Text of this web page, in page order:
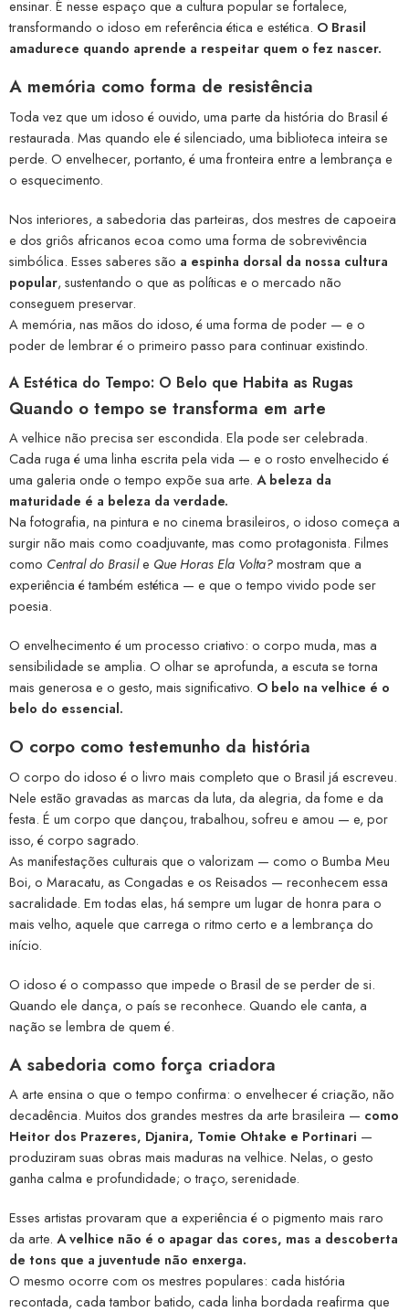
ensinar. É nesse espaço que a cultura popular se fortalece,
transformando o idoso em referência ética e estética. O Brasil
amadurece quando aprende a respeitar quem o fez nascer.
A memória como forma de resistência
Toda vez que um idoso é ouvido, uma parte da história do Brasil é
restaurada. Mas quando ele é silenciado, uma biblioteca inteira se
perde. O envelhecer, portanto, é uma fronteira entre a lembrança e
o esquecimento.
Nos interiores, a sabedoria das parteiras, dos mestres de capoeira
e dos griôs africanos ecoa como uma forma de sobrevivência
simbólica. Esses saberes são a espinha dorsal da nossa cultura
popular, sustentando o que as políticas e o mercado não
conseguem preservar.
A memória, nas mãos do idoso, é uma forma de poder — e o
poder de lembrar é o primeiro passo para continuar existindo.
A Estética do Tempo: O Belo que Habita as Rugas
Quando o tempo se transforma em arte
A velhice não precisa ser escondida. Ela pode ser celebrada.
Cada ruga é uma linha escrita pela vida — e o rosto envelhecido é
uma galeria onde o tempo expõe sua arte. A beleza da
maturidade é a beleza da verdade.
Na fotografia, na pintura e no cinema brasileiros, o idoso começa a
surgir não mais como coadjuvante, mas como protagonista. Filmes
como Central do Brasile Que Horas Ela Volta?mostram que a
experiência é também estética — e que o tempo vivido pode ser
poesia.
O envelhecimento é um processo criativo: o corpo muda, mas a
sensibilidade se amplia. O olhar se aprofunda, a escuta se torna
mais generosa e o gesto, mais significativo. O belo na velhice é o
belo do essencial.
O corpo como testemunho da história
O corpo do idoso é o livro mais completo que o Brasil já escreveu.
Nele estão gravadas as marcas da luta, da alegria, da fome e da
festa. É um corpo que dançou, trabalhou, sofreu e amou — e, por
isso, é corpo sagrado.
As manifestações culturais que o valorizam — como o Bumba Meu
Boi, o Maracatu, as Congadas e os Reisados — reconhecem essa
sacralidade. Em todas elas, há sempre um lugar de honra para o
mais velho, aquele que carrega o ritmo certo e a lembrança do
início.
O idoso é o compasso que impede o Brasil de se perder de si.
Quando ele dança, o país se reconhece. Quando ele canta, a
nação se lembra de quem é.
A sabedoria como força criadora
A arte ensina o que o tempo confirma: o envelhecer é criação, não
decadência. Muitos dos grandes mestres da arte brasileira — como
Heitor dos Prazeres, Djanira, Tomie Ohtake e Portinari —
produziram suas obras mais maduras na velhice. Nelas, o gesto
ganha calma e profundidade; o traço, serenidade.
Esses artistas provaram que a experiência é o pigmento mais raro
da arte. A velhice não é o apagar das cores, mas a descoberta
de tons que a juventude não enxerga.
O mesmo ocorre com os mestres populares: cada história
recontada, cada tambor batido, cada linha bordada reafirma que